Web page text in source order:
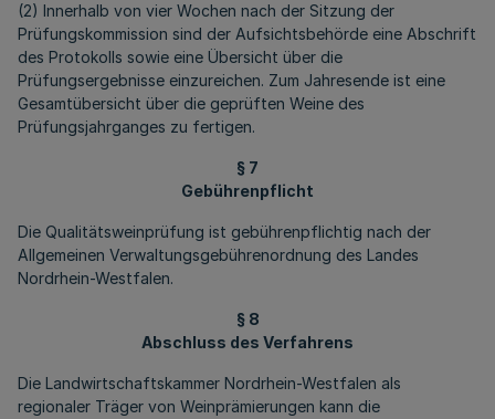
(2) Innerhalb von vier Wochen nach der Sitzung der
Prüfungskommission sind der Aufsichtsbehörde eine Abschrift
des Protokolls sowie eine Übersicht über die
Prüfungsergebnisse einzureichen. Zum Jahresende ist eine
Gesamtübersicht über die geprüften Weine des
Prüfungsjahrganges zu fertigen.
§ 7
Gebührenpflicht
Die Qualitätsweinprüfung ist gebührenpflichtig nach der
Allgemeinen Verwaltungsgebührenordnung des Landes
Nordrhein-Westfalen.
§ 8
Abschluss des Verfahrens
Die Landwirtschaftskammer Nordrhein-Westfalen als
regionaler Träger von Weinprämierungen kann die